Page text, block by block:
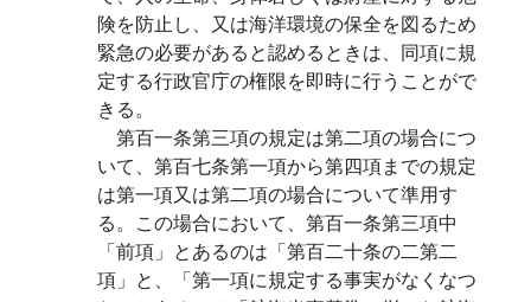
険を防止し、又は海洋環境の保全を図るため
緊急の必要があると認めるときは、同項に規
定する行政官庁の権限を即時に行うことがで
きる。
第百一条第三項の規定は第二項の場合につ
いて、第百七条第一項から第四項までの規定
は第一項又は第二項の場合について準用す
る。この場合において、第百一条第三項中
「前項」とあるのは「第百二十条の二第二
項」と、「第一項に規定する事実がなくなつ